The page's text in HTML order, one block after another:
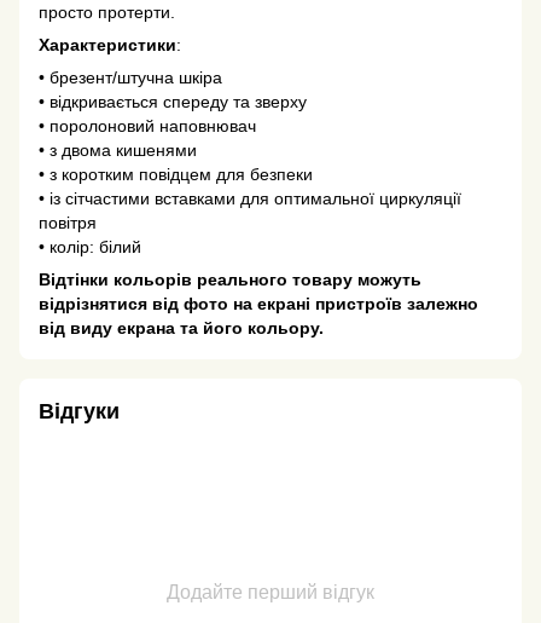
просто протерти.
Характеристики:
• брезент/штучна шкіра
• відкривається спереду та зверху
• поролоновий наповнювач
• з двома кишенями
• з коротким повідцем для безпеки
• із сітчастими вставками для оптимальної циркуляції
повітря
• колір: білий
Відтінки кольорів реального товару можуть
відрізнятися від фото на екрані пристроїв залежно
від виду екрана та його кольору.
Відгуки
Додайте перший відгук